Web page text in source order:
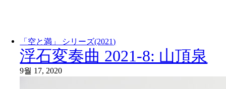
「空と満」 シリーズ(2021)
浮石変奏曲 2021-8: 山頂泉
9월 17, 2020